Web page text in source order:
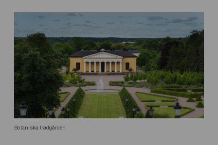
Botaniska trädgården